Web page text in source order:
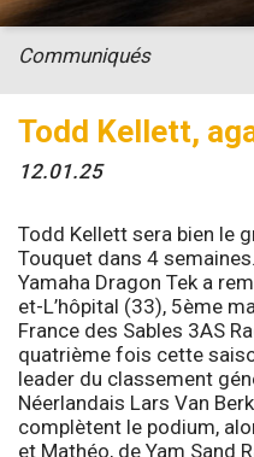
Todd Kellett,
12.01.25
Communiqués
Todd Kellett sera bien le
Touquet dans 4
Yamaha Dragon Tek a
et-L’hôpital (33), 5ème
France des Sables 3AS
quatrième fois cette
leader du classement
Néerlandais Lars Van
complètent le podium,
et Mathéo, de Yam Sand